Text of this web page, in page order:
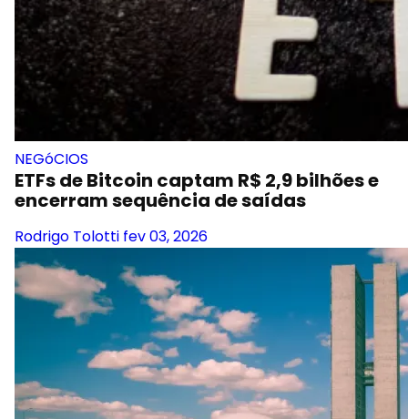
NEGóCIOS
ETFs de Bitcoin captam R$ 2,9 bilhões e
encerram sequência de saídas
Rodrigo Tolotti fev 03, 2026